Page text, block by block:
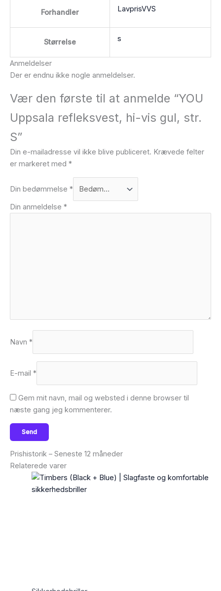
Forhandler LavprisVVS
Størrelse s
Anmeldelser
Der er endnu ikke nogle anmeldelser.
Vær den første til at anmelde “YOU
Uppsala refleksvest, hi-vis gul, str.
S”
Din e-mailadresse vil ikke blive publiceret. Krævede felter
er markeret med *
Din bedømmelse *
Din anmeldelse *
Navn *
E-mail *
Gem mit navn, mail og websted i denne browser til
næste gang jeg kommenterer.
Prishistorik – Seneste 12 måneder
Relaterede varer